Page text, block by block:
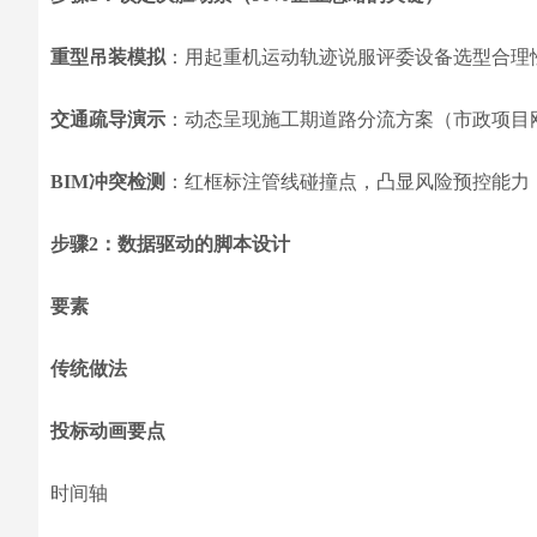
重型吊装模拟 ：用起重机运动轨迹说服评委设备选型合理
交通疏导演示 ：动态呈现施工期道路分流方案（市政项目
BIM冲突检测 ：红框标注管线碰撞点，凸显风险预控能力
步骤2：数据驱动的脚本设计
要素
传统做法
投标动画要点
时间轴